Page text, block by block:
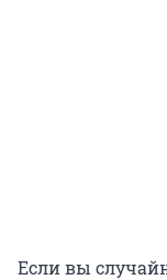
Если вы